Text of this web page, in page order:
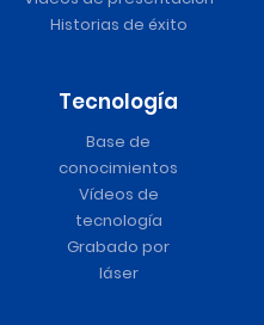
Historias de éxito
Tecnología
Base de
conocimientos
Vídeos de
tecnología
Grabado por
láser